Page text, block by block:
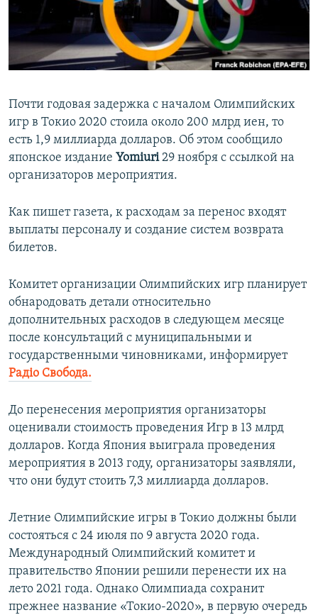
ПОБЕДИТЕЛЕЙ НЕ СУДЯТ?
КРЫМ.НЕПОКОРЕННЫЙ
ELIFBE
ПРИСОЕДИНЯЙТЕСЬ!
Все сайты RFE/RL
Почти годовая задержка с началом Олимпийских
игр в Токио 2020 стоила около 200 млрд иен, то
есть 1,9 миллиарда долларов. Об этом сообщило
японское издание Yomiuri29 ноября с ссылкой на
организаторов мероприятия.
Как пишет газета, к расходам за перенос входят
выплаты персоналу и создание систем возврата
билетов.
Комитет организации Олимпийских игр планирует
обнародовать детали относительно
дополнительных расходов в следующем месяце
после консультаций с муниципальными и
государственными чиновниками, информирует
Радіо Свобода.
До перенесения мероприятия организаторы
оценивали стоимость проведения Игр в 13 млрд
долларов. Когда Япония выиграла проведения
мероприятия в 2013 году, организаторы заявляли,
что они будут стоить 7,3 миллиарда долларов.
Летние Олимпийские игры в Токио должны были
состояться с 24 июля по 9 августа 2020 года.
Международный Олимпийский комитет и
правительство Японии решили перенести их на
лето 2021 года. Однако Олимпиада сохранит
прежнее название «Токио-2020», в первую очередь